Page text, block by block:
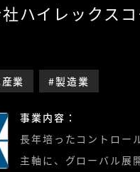
ハイレックス
業 #製造業
事業内容：
長年培ったコントロー
主軸に、グローバル展